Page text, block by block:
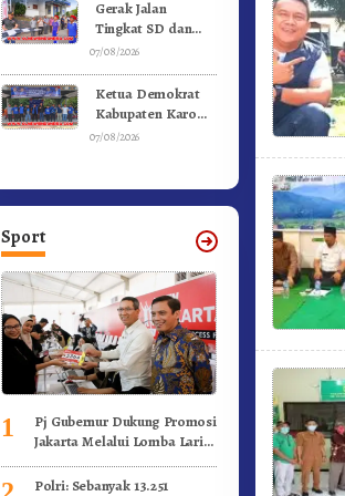
Gerak Jalan
Tingkat SD dan
SMP Untuk
Ke-81 Dibuka
Sekda Karo
07/08/2026
Ketua Demokrat
Kabupaten Karo
Pimpin Laskar Biru
07/08/2026
Sport
1
Pj Gubernur Dukung Promosi
Jakarta Melalui Lomba Lari
Polri: Sebanyak 13.251